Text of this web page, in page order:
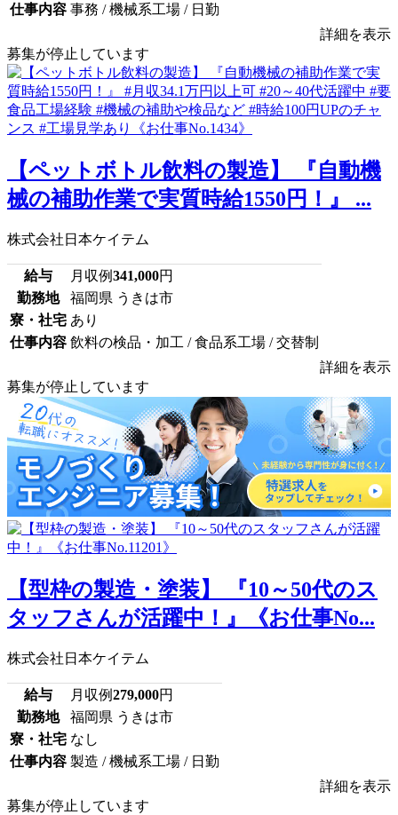
仕事内容 事務 / 機械系工場 / 日勤
詳細を表示
募集が停止しています
【ペットボトル飲料の製造】 『自動機
械の補助作業で実質時給1550円！』 ...
株式会社日本ケイテム
給与 月収例341,000円
勤務地
福岡県 うきは市
寮・社宅 あり
仕事内容 飲料の検品・加工 / 食品系工場 / 交替制
詳細を表示
募集が停止しています
【型枠の製造・塗装】 『10～50代のス
タッフさんが活躍中！』《お仕事No...
株式会社日本ケイテム
給与 月収例279,000円
勤務地
福岡県 うきは市
寮・社宅 なし
仕事内容 製造 / 機械系工場 / 日勤
詳細を表示
募集が停止しています